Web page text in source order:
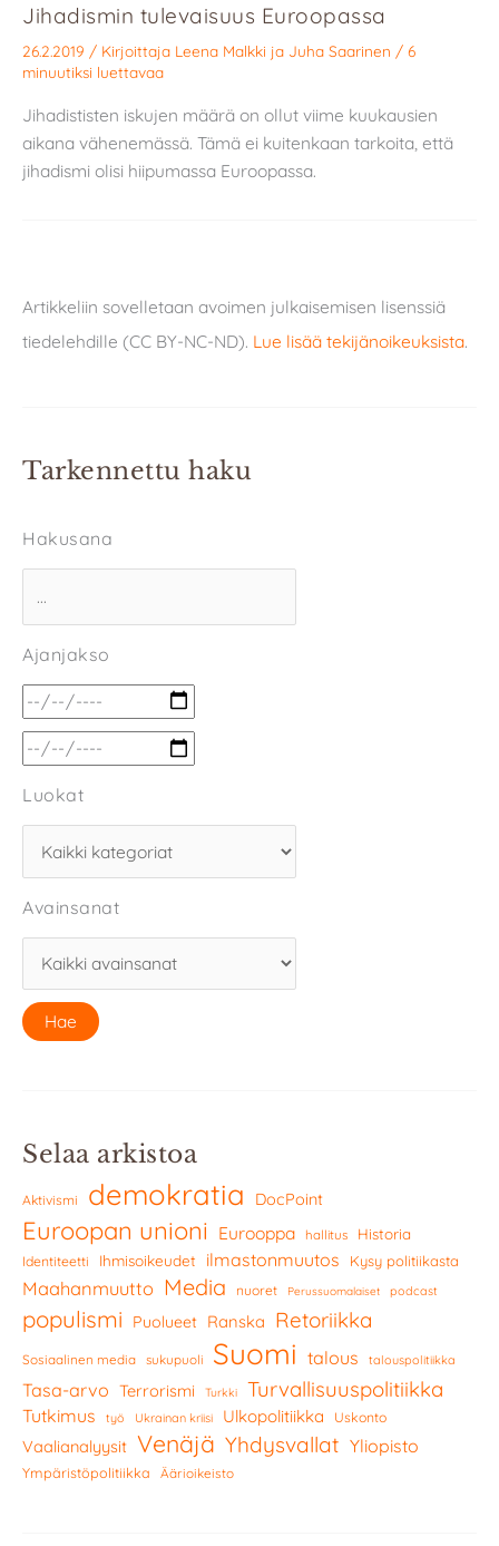
Jihadismin tulevaisuus Euroopassa
26.2.2019 / Kirjoittaja Leena Malkki ja Juha Saarinen / 6
minuutiksi luettavaa
Jihadististen iskujen määrä on ollut viime kuukausien
aikana vähenemässä. Tämä ei kuitenkaan tarkoita, että
jihadismi olisi hiipumassa Euroopassa.
Artikkeliin sovelletaan avoimen julkaisemisen lisenssiä
tiedelehdille (CC BY-NC-ND). Lue lisää tekijänoikeuksista.
Tarkennettu haku
Hakusana
Ajanjakso
Luokat
Avainsanat
Selaa arkistoa
Aktivismi demokratia DocPoint
Euroopan unioni Eurooppa hallitus Historia
Identiteetti Ihmisoikeudet ilmastonmuutos Kysy politiikasta
Maahanmuutto Media nuoret Perussuomalaiset podcast
populismi Puolueet Ranska Retoriikka
Sosiaalinen media sukupuoli Suomi talous talouspolitiikka
Tasa-arvo Terrorismi Turkki Turvallisuuspolitiikka
Tutkimus työ Ukrainan kriisi Ulkopolitiikka Uskonto
Vaalianalyysit Venäjä Yhdysvallat Yliopisto
Ympäristöpolitiikka Äärioikeisto